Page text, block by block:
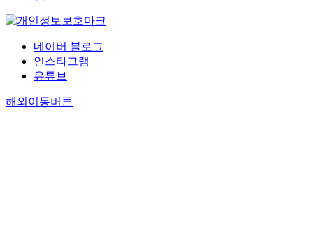
네이버 블로그
인스타그램
유튜브
해외이동버튼